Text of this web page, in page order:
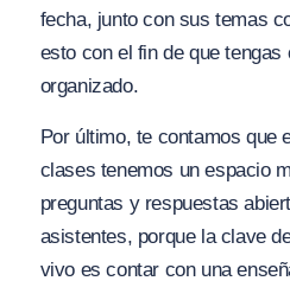
fecha, junto con sus temas
esto con el fin de que
organizado.
Por último, te contamos que
clases tenemos un espacio
preguntas y respuestas
asistentes, porque la clave
vivo es contar con una